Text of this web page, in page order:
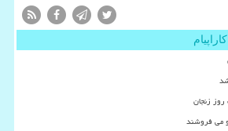
روز زنجان
می فروشند